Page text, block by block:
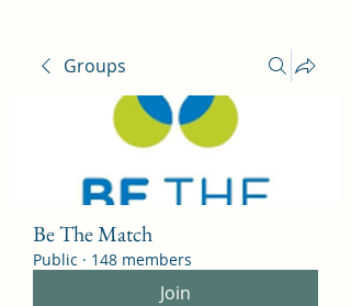
Groups
Be The Match
Public · 148 members
Join